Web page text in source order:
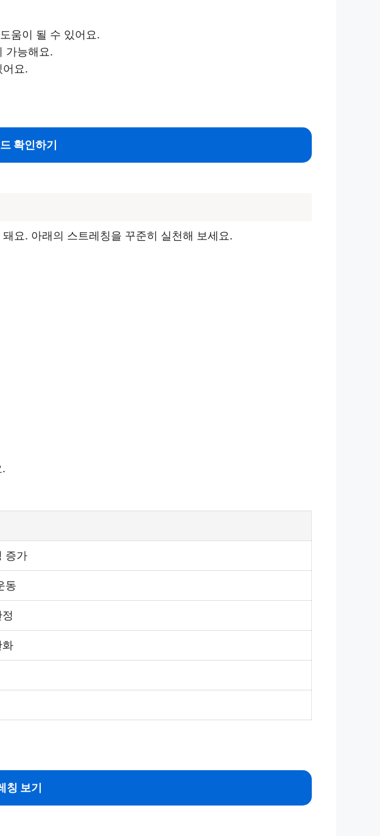
움이 될 수 있어요.
가능해요.
요.
확인하기
요. 아래의 스트레칭을 꾸준히 실천해 보세요.
증가
동
화
칭 보기